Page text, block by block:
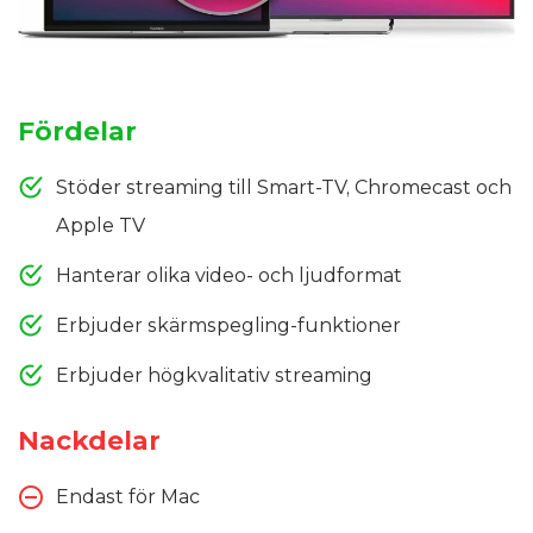
Fördelar
Stöder streaming till Smart-TV, Chromecast och
Apple TV
Hanterar olika video- och ljudformat
Erbjuder skärmspegling-funktioner
Erbjuder högkvalitativ streaming
Nackdelar
Endast för Mac